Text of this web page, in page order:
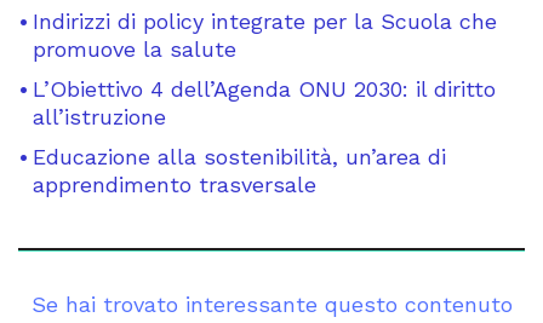
Indirizzi di policy integrate per la Scuola che
promuove la salute
L’Obiettivo 4 dell’Agenda ONU 2030: il diritto
all’istruzione
Educazione alla sostenibilità, un’area di
apprendimento trasversale
Se hai trovato interessante questo contenuto